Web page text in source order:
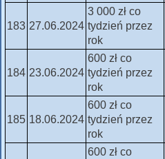
183 27.06.2024
3 000 zł co
tydzień przez
rok
184 23.06.2024
600 zł co
tydzień przez
rok
185 18.06.2024
600 zł co
tydzień przez
rok
600 zł co